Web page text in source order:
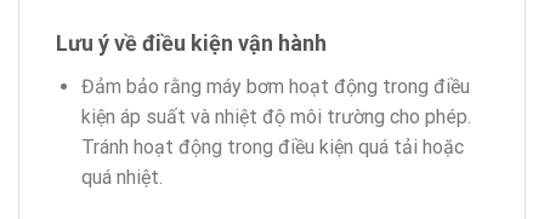
Lưu ý về điều kiện vận hành
Đảm bảo rằng máy bơm hoạt động trong điều
kiện áp suất và nhiệt độ môi trường cho phép.
Tránh hoạt động trong điều kiện quá tải hoặc
quá nhiệt.